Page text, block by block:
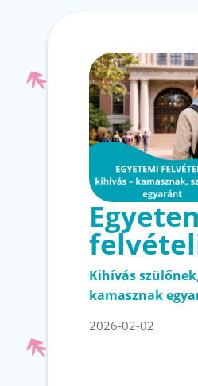
Kihívás
kamasznak
2026-02-02